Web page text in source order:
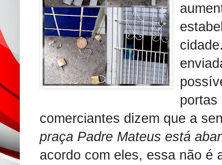
portas
comerciantes dizem que a
praça Padre Mateus está
acordo com eles, essa não é